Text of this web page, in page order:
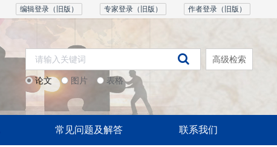
作者登录（旧版）
专家登录（旧版）
编辑登录（旧版）
论文 图片 表格
高级检索
常见问题及解答 联系我们